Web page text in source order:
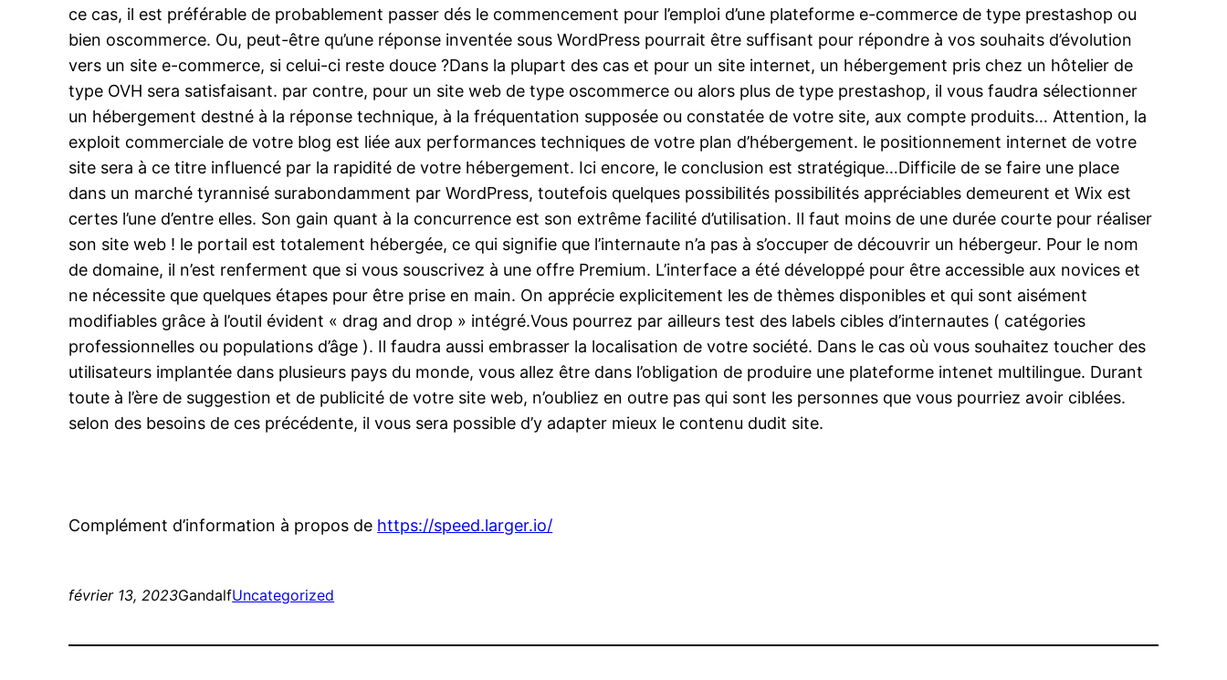
ce cas, il est préférable de probablement passer dés le commencement pour l’emploi d’une plateforme e-commerce de type prestashop ou
bien oscommerce. Ou, peut-être qu’une réponse inventée sous WordPress pourrait être suffisant pour répondre à vos souhaits d’évolution
vers un site e-commerce, si celui-ci reste douce ?Dans la plupart des cas et pour un site internet, un hébergement pris chez un hôtelier de
type OVH sera satisfaisant. par contre, pour un site web de type oscommerce ou alors plus de type prestashop, il vous faudra sélectionner
un hébergement destné à la réponse technique, à la fréquentation supposée ou constatée de votre site, aux compte produits… Attention, la
exploit commerciale de votre blog est liée aux performances techniques de votre plan d’hébergement. le positionnement internet de votre
site sera à ce titre influencé par la rapidité de votre hébergement. Ici encore, le conclusion est stratégique…Difficile de se faire une place
dans un marché tyrannisé surabondamment par WordPress, toutefois quelques possibilités possibilités appréciables demeurent et Wix est
certes l’une d’entre elles. Son gain quant à la concurrence est son extrême facilité d’utilisation. Il faut moins de une durée courte pour réaliser
son site web ! le portail est totalement hébergée, ce qui signifie que l’internaute n’a pas à s’occuper de découvrir un hébergeur. Pour le nom
de domaine, il n’est renferment que si vous souscrivez à une offre Premium. L’interface a été développé pour être accessible aux novices et
ne nécessite que quelques étapes pour être prise en main. On apprécie explicitement les de thèmes disponibles et qui sont aisément
modifiables grâce à l’outil évident « drag and drop » intégré.Vous pourrez par ailleurs test des labels cibles d’internautes ( catégories
professionnelles ou populations d’âge ). Il faudra aussi embrasser la localisation de votre société. Dans le cas où vous souhaitez toucher des
utilisateurs implantée dans plusieurs pays du monde, vous allez être dans l’obligation de produire une plateforme intenet multilingue. Durant
toute à l’ère de suggestion et de publicité de votre site web, n’oubliez en outre pas qui sont les personnes que vous pourriez avoir ciblées.
selon des besoins de ces précédente, il vous sera possible d’y adapter mieux le contenu dudit site.
Complément d’information à propos de https://speed.larger.io/
février 13, 2023GandalfUncategorized